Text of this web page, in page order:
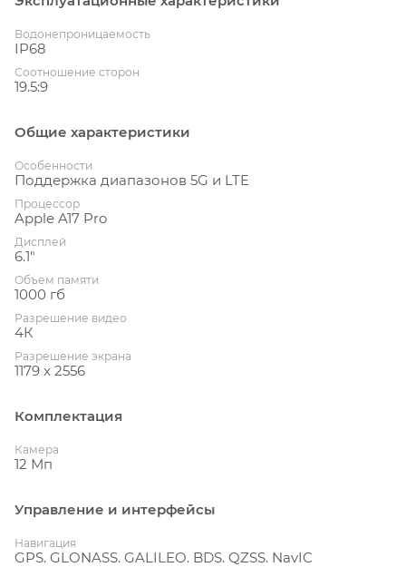
Водонепроницаемость
IP68
Соотношение сторон
19.5:9
Общие характеристики
Особенности
Поддержка диапазонов 5G и LTE
Процессор
Apple A17 Pro
Дисплей
6.1"
Объем памяти
1000 гб
Разрешение видео
4К
Разрешение экрана
1179 x 2556
Комплектация
Камера
12 Мп
Управление и интерфейсы
Навигация
GPS. GLONASS. GALILEO. BDS. QZSS. NavIC